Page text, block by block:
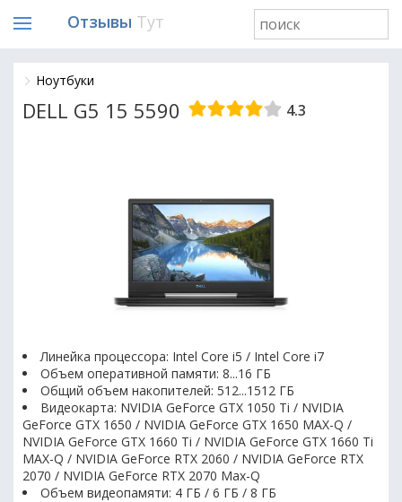
Отзывы Тут
Ноутбуки
DELL G5 15 5590 4.3
Линейка процессора: Intel Core i5 / Intel Core i7
Объем оперативной памяти: 8...16 ГБ
Общий объем накопителей: 512...1512 ГБ
Видеокарта: NVIDIA GeForce GTX 1050 Ti / NVIDIA
GeForce GTX 1650 / NVIDIA GeForce GTX 1650 MAX-Q /
NVIDIA GeForce GTX 1660 Ti / NVIDIA GeForce GTX 1660 Ti
MAX-Q / NVIDIA GeForce RTX 2060 / NVIDIA GeForce RTX
2070 / NVIDIA GeForce RTX 2070 Max-Q
Объем видеопамяти: 4 ГБ / 6 ГБ / 8 ГБ